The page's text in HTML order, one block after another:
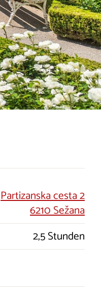
Partizanska cesta 2
6210 Sežana
2,5 Stunden